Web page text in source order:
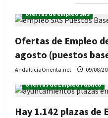
ofertas de empleo SAS
Ofertas de Empleo
agosto (puestos
AndaluciaOrienta.net
09/08/
Ofertas de Empleo Público
Hay 1.142 plazas de